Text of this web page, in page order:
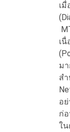
เ
เ
ม
ส
อ
ก่
ใ